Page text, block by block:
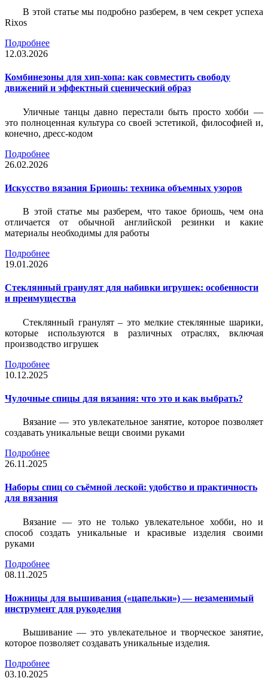
В этой статье мы подробно разберем, в чем секрет успеха
Rixos
Подробнее
12.03.2026
Комбинезоны для хип-хопа: как совместить свободу
движений и эффектный сценический образ
Уличные танцы давно перестали быть просто хобби —
это полноценная культура со своей эстетикой, философией и,
конечно, дресс-кодом
Подробнее
26.02.2026
Искусство вязания Бриошь: техника объемных узоров
В этой статье мы разберем, что такое бриошь, чем она
отличается от обычной английской резинки и какие
материалы необходимы для работы
Подробнее
19.01.2026
Стеклянный гранулят для набивки игрушек: особенности
и преимущества
Стеклянный гранулят – это мелкие стеклянные шарики,
которые используются в различных отраслях, включая
производство игрушек
Подробнее
10.12.2025
Чулочные спицы для вязания: что это и как выбрать?
Вязание — это увлекательное занятие, которое позволяет
создавать уникальные вещи своими руками
Подробнее
26.11.2025
Наборы спиц со съёмной леской: удобство и практичность
для вязания
Вязание — это не только увлекательное хобби, но и
способ создать уникальные и красивые изделия своими
руками
Подробнее
08.11.2025
Ножницы для вышивания («цапельки») — незаменимый
инструмент для рукоделия
Вышивание — это увлекательное и творческое занятие,
которое позволяет создавать уникальные изделия.
Подробнее
03.10.2025